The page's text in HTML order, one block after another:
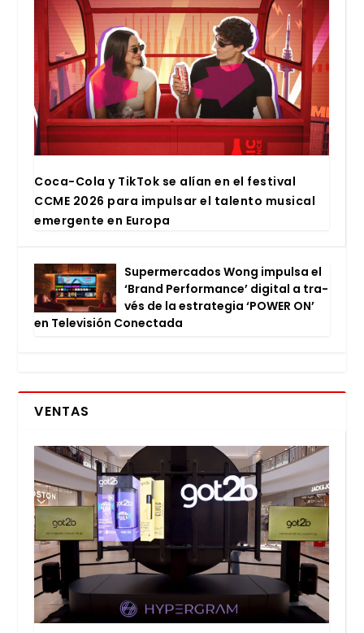
Coca-Cola y Tik­Tok se alían en el fes­ti­val
CCME 2026 para impul­sar el talen­to musi­cal
emer­gen­te en Euro­pa
Super­mer­ca­dos Wong impul­sa el
‘Brand Per­for­man­ce’ digi­tal a tra­
vés de la estra­te­gia ‘POWER ON’
en Tele­vi­sión Conec­ta­da
VENTAS